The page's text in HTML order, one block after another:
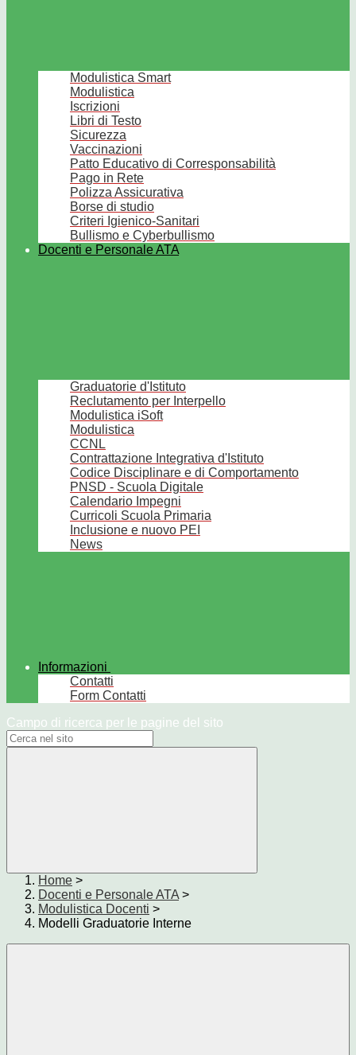
Modulistica Smart
Modulistica
Iscrizioni
Libri di Testo
Sicurezza
Vaccinazioni
Patto Educativo di Corresponsabilità
Pago in Rete
Polizza Assicurativa
Borse di studio
Criteri Igienico-Sanitari
Bullismo e Cyberbullismo
Docenti e Personale ATA
Graduatorie d'Istituto
Reclutamento per Interpello
Modulistica iSoft
Modulistica
CCNL
Contrattazione Integrativa d'Istituto
Codice Disciplinare e di Comportamento
PNSD - Scuola Digitale
Calendario Impegni
Curricoli Scuola Primaria
Inclusione e nuovo PEI
News
Informazioni
Contatti
Form Contatti
Campo di ricerca per le pagine del sito
Home >
Docenti e Personale ATA >
Modulistica Docenti >
Modelli Graduatorie Interne